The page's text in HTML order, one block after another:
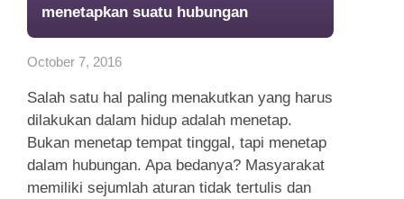
menetapkan suatu hubungan
October 7, 2016
Salah satu hal paling menakutkan yang harus
dilakukan dalam hidup adalah menetap.
Bukan menetap tempat tinggal, tapi menetap
dalam hubungan. Apa bedanya? Masyarakat
memiliki sejumlah aturan tidak tertulis dan